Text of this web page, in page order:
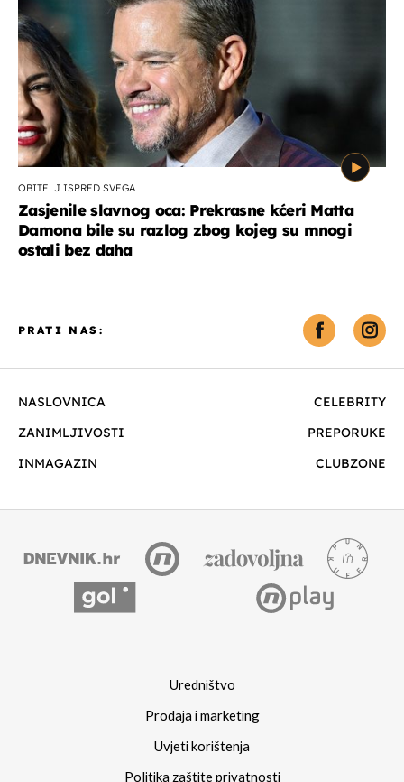
OBITELJ ISPRED SVEGA
Zasjenile slavnog oca: Prekrasne kćeri Matta
Damona bile su razlog zbog kojeg su mnogi
ostali bez daha
NASLOVNICA
CELEBRITY
ZANIMLJIVOSTI
PREPORUKE
INMAGAZIN
CLUBZONE
PRATI NAS:
Uredništvo
Prodaja i marketing
Uvjeti korištenja
Politika zaštite privatnosti